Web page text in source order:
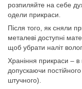
розпиляйте на себе
одели прикраси.
Після того, як сняли
металеві доступні
щоб убрати наліт
Храніння прикраси – в
допускаючи
штучного).